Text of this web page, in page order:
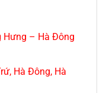
Hưng – Hà Đông
Hà Đông, Hà